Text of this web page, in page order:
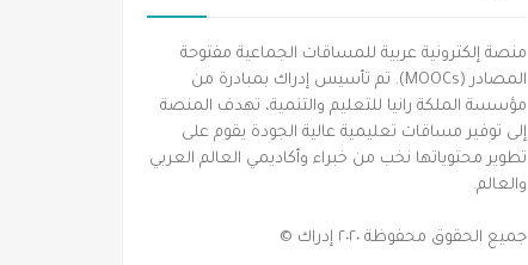
منصة إلكترونية عربية للمساقات الجماعية مفتوحة
المصادر (MOOCs). تم تأسيس إدراك بمبادرة من
مؤسسة الملكة رانيا للتعليم والتنمية، تهدف المنصة
إلى توفير مساقات تعليمية عالية الجودة يقوم على
تطوير محتوياتها نخب من خبراء وأكاديمي العالم العربي
والعالم.
جميع الحقوق محفوظة ٢٠٢٠ إدراك ©